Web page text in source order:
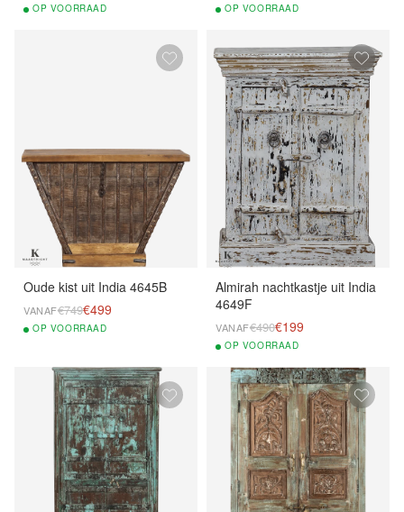
OP VOORRAAD OP VOORRAAD
Oude kist uit India 4645B
VANAF€749€499
OP VOORRAAD
Almirah nachtkastje uit India
4649F
VANAF€490€199
OP VOORRAAD